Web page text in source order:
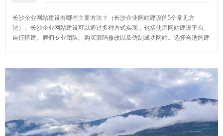
长沙企业网站建设有哪些主要方法？（长沙企业网站建设的5个常见方
法）。长沙企业网站建设可以通过多种方式实现，包括使用网站建设平台、
自行搭建、雇佣专业团队、购买源码修改以及仿制成功网站。选择合适的建